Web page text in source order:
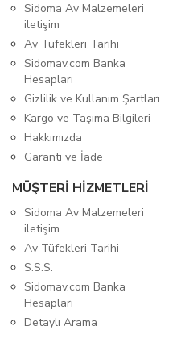
Sidoma Av Malzemeleri
iletişim
Av Tüfekleri Tarihi
Sidomav.com Banka
Hesapları
Gizlilik ve Kullanım Şartları
Kargo ve Taşıma Bilgileri
Hakkımızda
Garanti ve İade
MÜŞTERİ HİZMETLERİ
Sidoma Av Malzemeleri
iletişim
Av Tüfekleri Tarihi
S.S.S.
Sidomav.com Banka
Hesapları
Detaylı Arama